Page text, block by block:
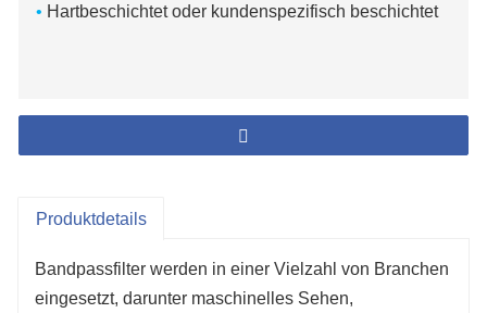
• Hartbeschichtet oder kundenspezifisch beschichtet
Produktdetails
Bandpassfilter werden in einer Vielzahl von Branchen
eingesetzt, darunter maschinelles Sehen,